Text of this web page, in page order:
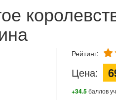
Рейтинг:
Цена:
+34.5баллов